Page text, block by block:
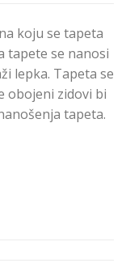
koju se tapeta
tapete se nanosi
lepka. Tapeta se
obojeni zidovi bi
tapeta.